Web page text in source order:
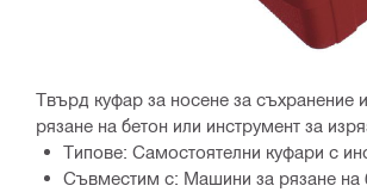
Твърд куфар за носене за съхранение
рязане на бетон или инструмент за
Типове: Самостоятелни куфари с
Съвместим с: Машини за рязане на